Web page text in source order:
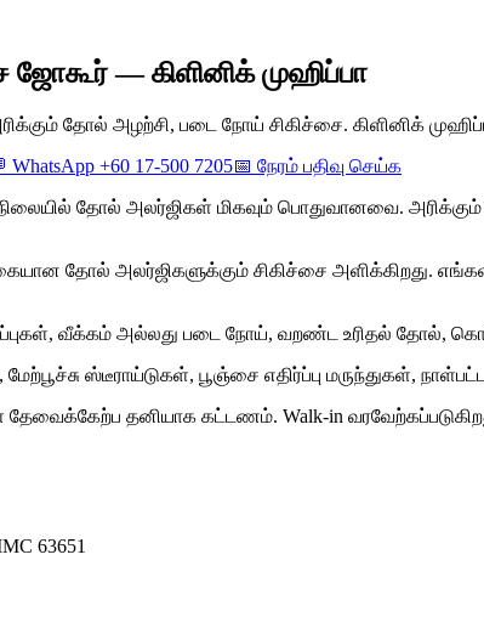
— கிளினிக் முஹிப்பா
தோல் அழற்சி, படை நோய் சிகிச்சை. கிளினிக்
WhatsApp +60 17-500 7205📅 நேரம் பதிவு செய்க
தோல் அலர்ஜிகள் மிகவும் பொதுவானவை.
தோல் அலர்ஜிகளுக்கும் சிகிச்சை அளிக்கிறது.
தடிப்புகள், வீக்கம் அல்லது படை நோய், வறண்ட உரிதல் தோல்,
ஸ்டீராய்டுகள், பூஞ்சை எதிர்ப்பு மருந்துகள்,
தனியாக கட்டணம். Walk-in
63651